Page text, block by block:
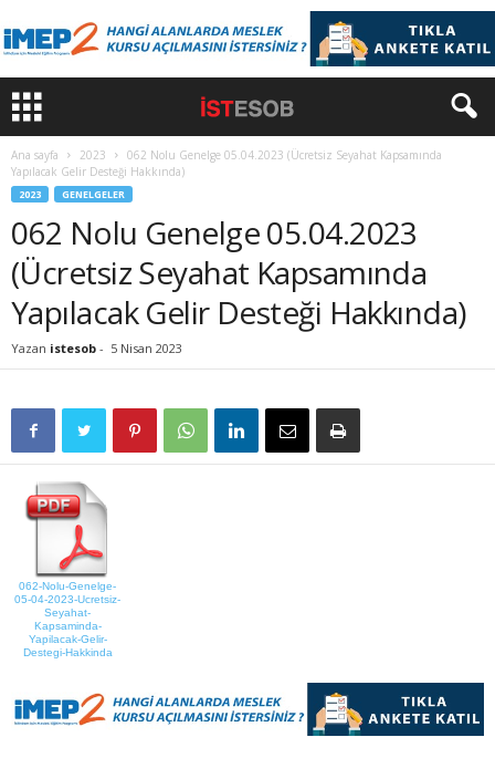
Ana sayfa 2023
062 Nolu Genelge 05.04.2023 (Ücretsiz Seyahat Kapsamında
Yapılacak Gelir Desteği Hakkında)
2023 GENELGELER
062 Nolu Genelge 05.04.2023
(Ücretsiz Seyahat Kapsamında
Yapılacak Gelir Desteği Hakkında)
Yazan istesob - 5 Nisan 2023
062-Nolu-Genelge-
05-04-2023-Ucretsiz-
Seyahat-
Kapsaminda-
Yapilacak-Gelir-
Destegi-Hakkinda